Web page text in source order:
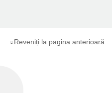
Reveniți la pagina anterioară